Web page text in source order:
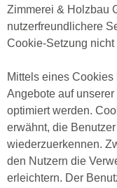
Zimmerei & Holzbau
nutzerfreundlichere
Cookie-Setzung
Mittels eines
Angebote auf
optimiert werden.
erwähnt, die
wiederzuerkennen.
den Nutzern die
erleichtern. Der